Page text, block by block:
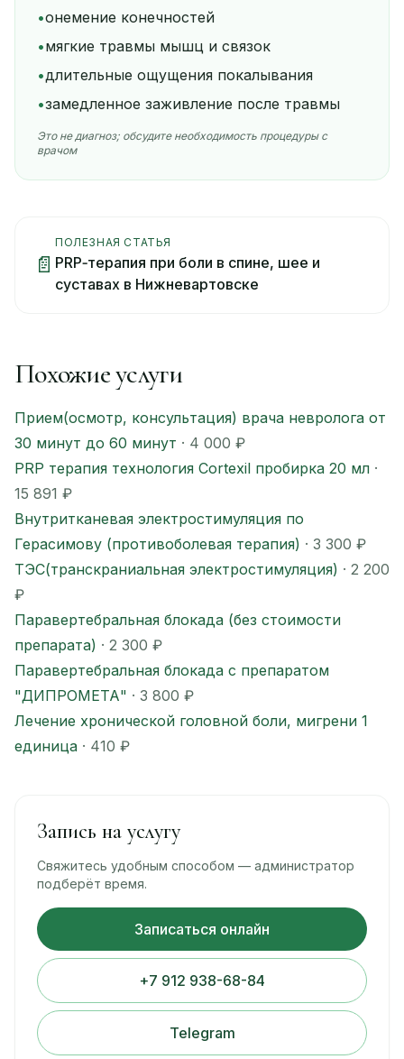
•онемение конечностей
•мягкие травмы мышц и связок
•длительные ощущения покалывания
•замедленное заживление после травмы
Это не диагноз; обсудите необходимость процедуры с
врачом
📄
ПОЛЕЗНАЯ СТАТЬЯ
PRP‑терапия при боли в спине, шее и
суставах в Нижневартовске
Похожие услуги
Прием(осмотр, консультация) врача невролога от
30 минут до 60 минут · 4 000 ₽
PRP терапия технология Cortexil пробирка 20 мл ·
15 891 ₽
Внутритканевая электростимуляция по
Герасимову (противоболевая терапия) · 3 300 ₽
ТЭС(транскраниальная электростимуляция) · 2 200
₽
Паравертебральная блокада (без стоимости
препарата) · 2 300 ₽
Паравертебральная блокада с препаратом
"ДИПРОМЕТА" · 3 800 ₽
Лечение хронической головной боли, мигрени 1
единица · 410 ₽
Запись на услугу
Свяжитесь удобным способом — администратор
подберёт время.
Записаться онлайн
+7 912 938-68-84
Telegram